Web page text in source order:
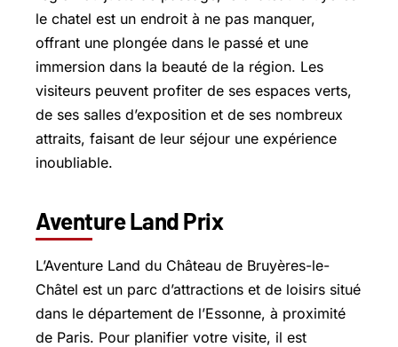
le chatel est un endroit à ne pas manquer,
offrant une plongée dans le passé et une
immersion dans la beauté de la région. Les
visiteurs peuvent profiter de ses espaces verts,
de ses salles d’exposition et de ses nombreux
attraits, faisant de leur séjour une expérience
inoubliable.
Aventure Land Prix
L’Aventure Land du Château de Bruyères-le-
Châtel est un parc d’attractions et de loisirs situé
dans le département de l’Essonne, à proximité
de Paris. Pour planifier votre visite, il est